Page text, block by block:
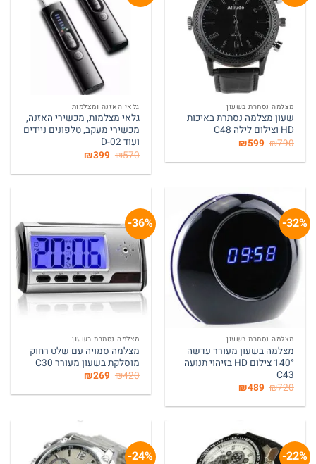
מצלמה נסתרת בשעון
שעון מצלמה נסתרת באיכות
HD וצילום לילה C48
₪790 המחיר
היה:
₪599 המחיר
הוא:
גלאי האזנה ומצלמות
גלאי מצלמות, מכשירי האזנה,
מכשירי מעקב, טלפונים ניידים
ועוד D-02
₪570 המחיר
היה:
₪399 המחיר
הוא:
32%-
המלאי אזל
מצלמה נסתרת בשעון
מצלמה בשעון מעורר עדשה
140° צילום HD בזיהוי תנועה
C43
₪720 המחיר
היה:
₪489 המחיר
הוא:
36%-
המלאי אזל
מצלמה נסתרת בשעון
מצלמה סמויה עם שלט רחוק
מוסלקת בשעון מעורר C30
₪420 המחיר
היה:
₪269 המחיר
הוא:
22%-
24%-